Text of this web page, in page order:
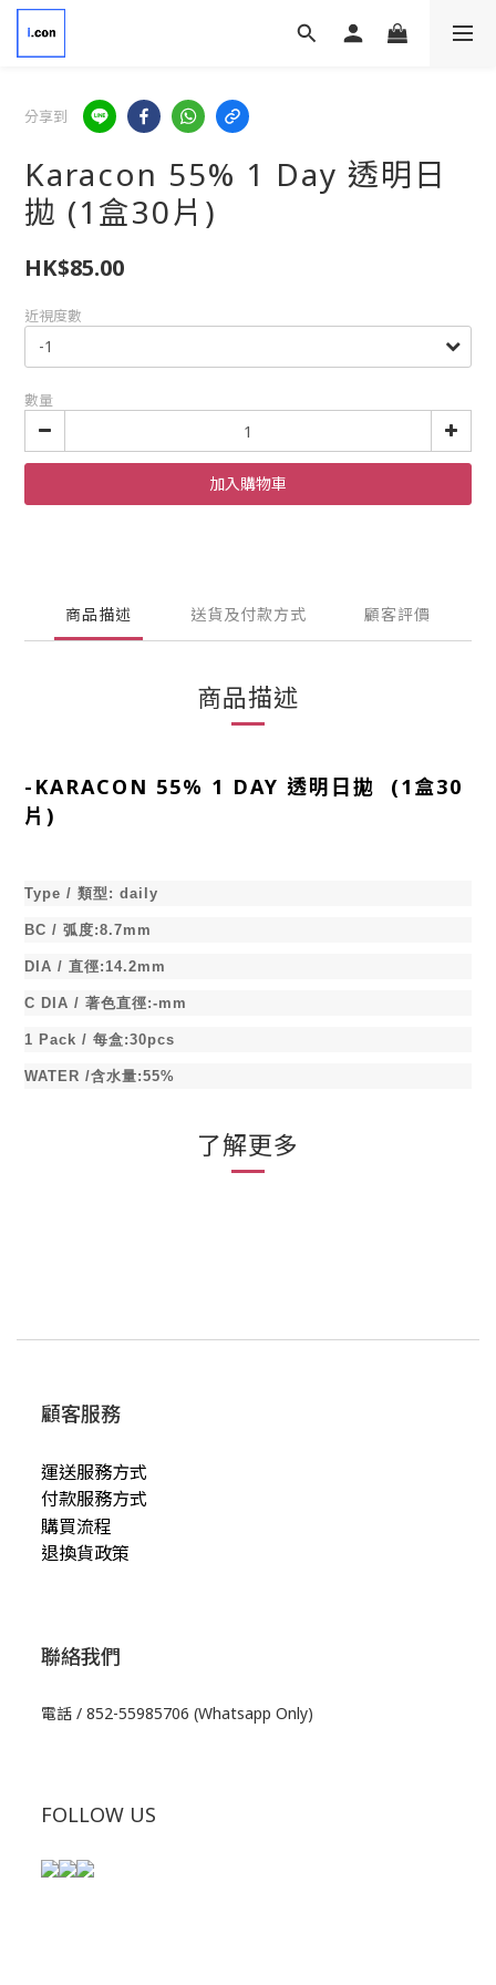
分享到
Karacon 55% 1 Day 透明日
拋 (1盒30片)
HK$85.00
近視度數
數量
加入購物車
商品描述 送貨及付款方式 顧客評價
商品描述
- KARACON 55% 1 DAY 透明日拋 (1盒30
片)
Type / 類型 : daily
BC / 弧度:8.7mm
DIA / 直徑:14.2mm
C DIA / 著色直徑:-mm
1 Pack / 每盒:30pcs
WATER /含水量:55%
了解更多
顧客服務
運送服務方式
付款服務方式
購買流程
退換貨政策
聯絡我們
電話 / 852-55985706 (Whatsapp Only)
FOLLOW US